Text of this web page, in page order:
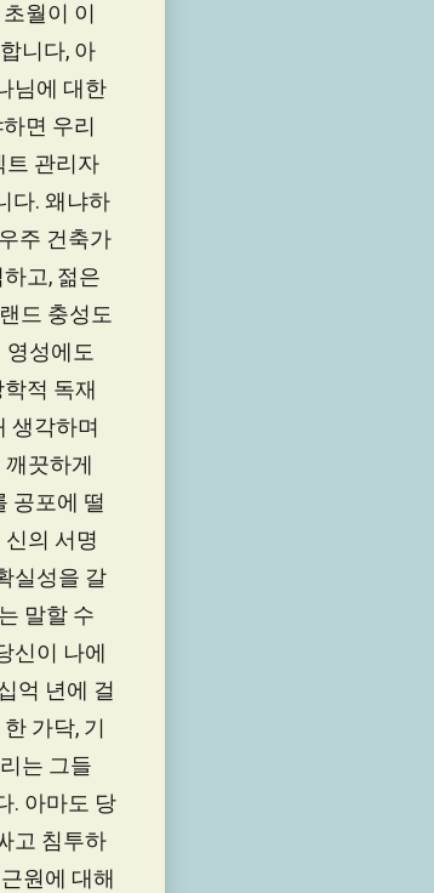
월이 이
니다, 아
님에 대한
면 우리
트 관리자
다. 왜냐하
주 건축가
고, 젊은
드 충성도
영성에도
적 독재
생각하며
끗하게
공포에 떨
의 서명
실성을 갈
말할 수
신이 나에
억 년에 걸
가닥, 기
는 그들
. 아마도 당
고 침투하
원에 대해